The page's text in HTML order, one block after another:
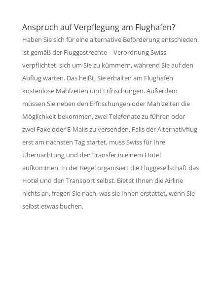
Anspruch auf Verpflegung am Flughafen?
Haben Sie sich für eine alternative Beförderung entschieden,
ist gemäß der Fluggastrechte – Verordnung Swiss
verpflichtet, sich um Sie zu kümmern, während Sie auf den
Abflug warten. Das heißt, Sie erhalten am Flughafen
kostenlose Mahlzeiten und Erfrischungen. Außerdem
müssen Sie neben den Erfrischungen oder Mahlzeiten die
Möglichkeit bekommen, zwei Telefonate zu führen oder
zwei Faxe oder E-Mails zu versenden. Falls der Alternativflug
erst am nächsten Tag startet, muss Swiss für Ihre
Übernachtung und den Transfer in einem Hotel
aufkommen. In der Regel organisiert die Fluggesellschaft das
Hotel und den Transport selbst. Bietet Ihnen die Airline
nichts an, fragen Sie nach, was sie Ihnen erstattet, wenn Sie
selbst etwas buchen.